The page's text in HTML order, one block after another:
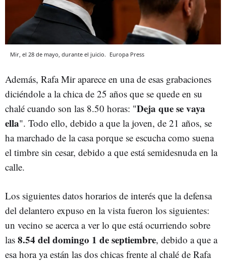
Mir, el 28 de mayo, durante el juicio. Europa Press
Además, Rafa Mir aparece en una de esas grabaciones
diciéndole a la chica de 25 años que se quede en su
chalé cuando son las 8.50 horas: "Deja que se vaya
ella". Todo ello, debido a que la joven, de 21 años, se
ha marchado de la casa porque se escucha como suena
el timbre sin cesar, debido a que está semidesnuda en la
calle.
Los siguientes datos horarios de interés que la defensa
del delantero expuso en la vista fueron los siguientes:
un vecino se acerca a ver lo que está ocurriendo sobre
las 8.54 del domingo 1 de septiembre, debido a que a
esa hora ya están las dos chicas frente al chalé de Rafa